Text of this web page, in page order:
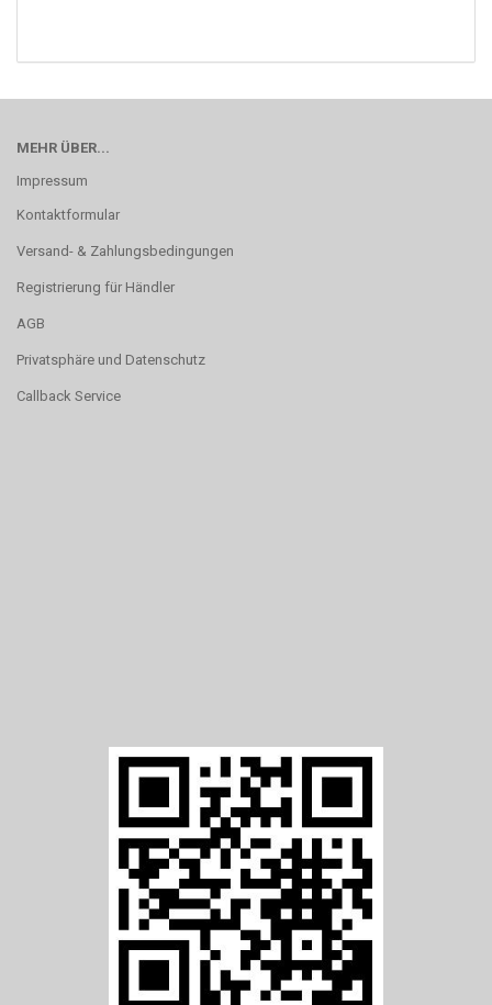
MEHR ÜBER...
Impressum
Kontaktformular
Versand- & Zahlungsbedingungen
Registrierung für Händler
AGB
Privatsphäre und Datenschutz
Callback Service